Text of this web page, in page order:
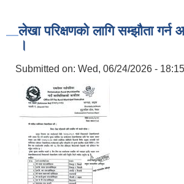
लेखा परिक्षणको लागि सम्झौता
।
Submitted on: Wed, 06/24/2026 - 18:15